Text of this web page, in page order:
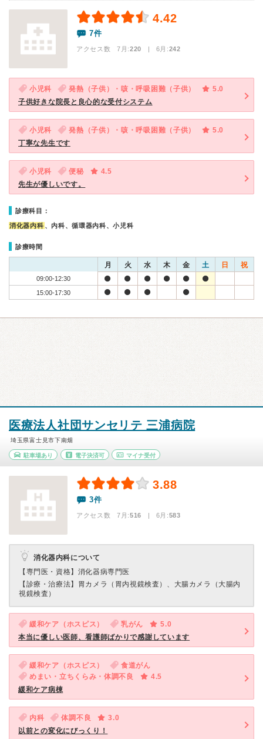
4.42
7件
アクセス数 7月:220 | 6月:242
小児科 発熱（子供）・咳・呼吸困難（子供）
5.0
子供好きな院長と良心的な受付システム
小児科 発熱（子供）・咳・呼吸困難（子供）
5.0
丁寧な先生です
小児科 便秘
4.5
先生が優しいです。
診療科目：
消化器内科 、内科、循環器内科、小児科
診療時間
月 火 水 木 金 土 日 祝
09:00-12:30
15:00-17:30
医療法人社団サンセリテ 三浦病院
埼玉県富士見市下南畑
駐車場あり 電子決済可 マイナ受付
3.88
3件
アクセス数 7月:516 | 6月:583
消化器内科について
【専門医・資格】 消化器病専門医
【診療・治療法】 胃カメラ（胃内視鏡検査）、大腸カメラ（大腸内
視鏡検査）
緩和ケア（ホスピス） 乳がん
5.0
本当に優しい医師、看護師ばかりで感謝しています
緩和ケア（ホスピス）
食道がん
めまい・立ちくらみ・体調不良
4.5
緩和ケア病棟
内科 体調不良
3.0
以前との変化にびっくり！